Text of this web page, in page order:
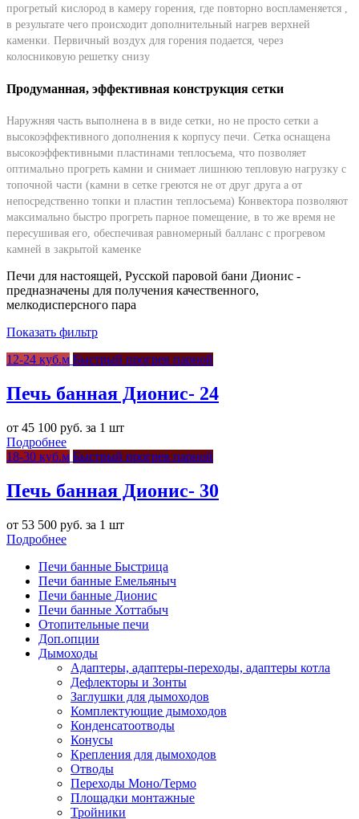
прогретый кислород в камеру горения, где повторно воспламеняется ,
в результате чего происходит дополнительный нагрев верхней
каменки. Первичный воздух для горения подается, через
колосниковую решетку снизу
Продуманная, эффективная конструкция сетки
Наружняя часть выполнена в в виде сетки, но не просто сетки а
высокоэффективного дополнения к корпусу печи. Сетка оснащена
высокоэффективными пластинами теплосъема, что позволяет
оптимально прогреть камни и снимает лишнюю тепловую нагрузку с
топочной части (камни в сетке греются не от друг друга а от
непосредственно топки и пластин теплосъема) Конвектора позволяют
максимально быстро прогреть парное помещение, в то же время не
пересушивая его, обеспечивая равномерный балланс с прогревом
камней в закрытой каменке
Печи для настоящей, Русской паровой бани Дионис -
предназначены для получения качественного,
мелкодисперсного пара
Показать фильтр
12-24 куб.м Быстрый прогрев парной
Печь банная Дионис- 24
от 45 100 руб. за 1 шт
Подробнее
18-30 куб.м Быстрый прогрев парной
Печь банная Дионис- 30
от 53 500 руб. за 1 шт
Подробнее
Печи банные Быстрица
Печи банные Емельяныч
Печи банные Дионис
Печи банные Хоттабыч
Отопительные печи
Доп.опции
Дымоходы
Адаптеры, адаптеры-переходы, адаптеры котла
Дефлекторы и Зонты
Заглушки для дымоходов
Комплектующие дымоходов
Конденсатоотводы
Конусы
Крепления для дымоходов
Отводы
Переходы Моно/Термо
Площадки монтажные
Тройники